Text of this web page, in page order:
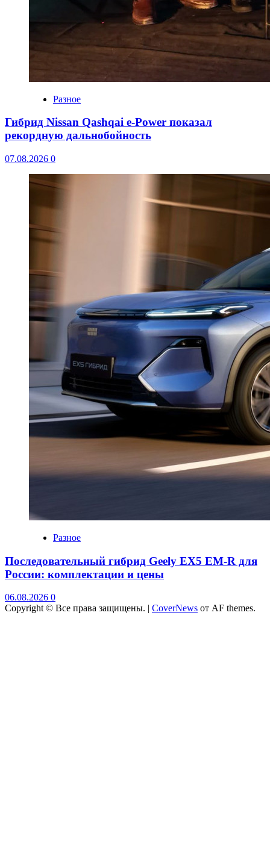
Разное
Гибрид Nissan Qashqai e-Power показал
рекордную дальнобойность
07.08.2026 0
Разное
Последовательный гибрид Geely EX5 EM-R для
России: комплектации и цены
06.08.2026 0
Copyright © Все права защищены. | CoverNews от AF themes.